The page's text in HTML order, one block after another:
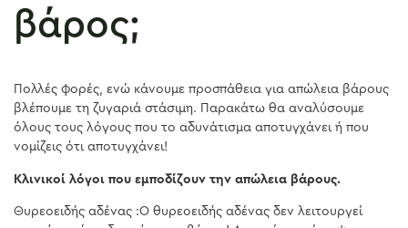
βάρος;
Πολλές φορές, ενώ κάνουμε προσπάθεια για απώλεια βάρους
βλέπουμε τη ζυγαριά στάσιμη. Παρακάτω θα αναλύσουμε
όλους τους λόγους που το αδυνάτισμα αποτυγχάνει ή που
νομίζεις ότι αποτυγχάνει!
Κλινικοί λόγοι που εμποδίζουν την απώλεια βάρους.
Θυρεοειδής αδένας :O θυρεοειδής αδένας δεν λειτουργεί